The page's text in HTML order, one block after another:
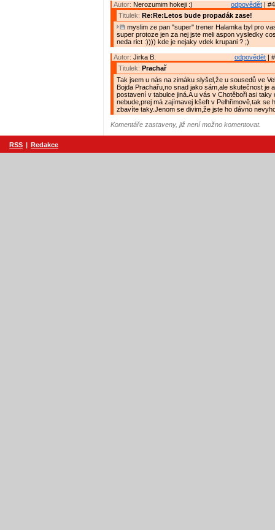
odpovědět |
Autor: Nerozumim hokeji :)
Titulek: Re:Re:Letos bude propadák zase!
myslim ze pan "super" trener Halamka byl pro
super protoze jen za nej jste meli aspon vysledky
neda rict :)))) kde je nejaky vdek krupani ? ;)
odpovědět |
Autor: Jirka B.
Titulek: Prachař
Tak jsem u nás na zimáku slyšel,že u sousedů ve
Bojda Prachařu,no snad jako sám,ale skutečnost je
postavení v tabulce jiná.A u vás v Chotěboři asi taky
nebude,prej má zajímavej kšeft v Pelhřimově,tak se
zbavíte taky.Jenom se divim,že jste ho dávno
Komentáře zastaveny, již není možno komentovat.
RSS | Redakce